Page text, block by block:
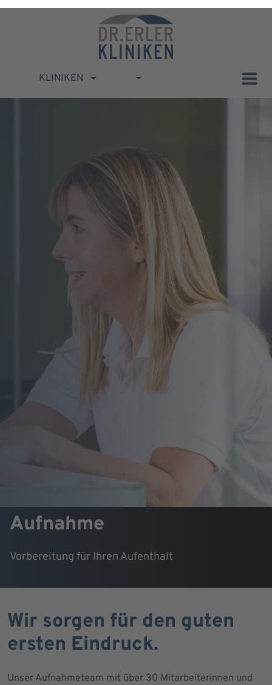
KLINIKEN
Aufnahme
Vorbereitung für Ihren Aufenthalt
Wir sorgen für den guten
ersten Eindruck.
Unser Aufnahmeteam mit über 30 Mitarbeiterinnen und